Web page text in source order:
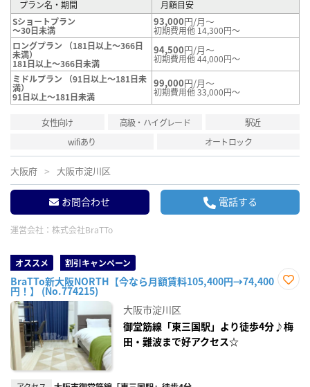
プラン名・期間
月額目安
Sショートプラン
～30日未満
93,000円/月～
初期費用他 14,300円～
ロングプラン （181日以上～366日
未満）
181日以上～366日未満
94,500円/月～
初期費用他 44,000円～
ミドルプラン （91日以上～181日未
満）
91日以上～181日未満
99,000円/月～
初期費用他 33,000円～
女性向け 高級・ハイグレード
駅近
wifiあり
オートロック
大阪府 大阪市淀川区
お問合わせ 電話する
運営会社： 株式会社BraTTo
オススメ 割引キャンペーン
BraTTo新大阪NORTH【今なら月額賃料105,400円→74,400
円！】 (No.774215)
録
大阪市淀川区
御堂筋線「東三国駅」より徒歩4分♪梅
田・難波まで好アクセス☆